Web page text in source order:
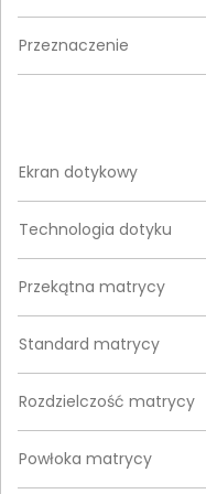
Przeznaczenie
Ekran dotykowy
Technologia dotyku
Przekątna matrycy
Standard matrycy
Rozdzielczość matrycy
Powłoka matrycy